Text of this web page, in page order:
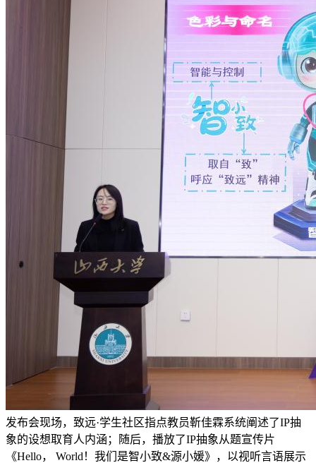
发布会现场，致远·学生社区指点教员靳佳霖系统阐述了IP抽
象的设想取育人内涵；随后，播放了IP抽象从题宣传片
《Hello， World！我们是智小致&源小媛》，以视听言语展示